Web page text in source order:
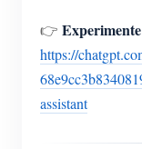
👉
https://
assistant